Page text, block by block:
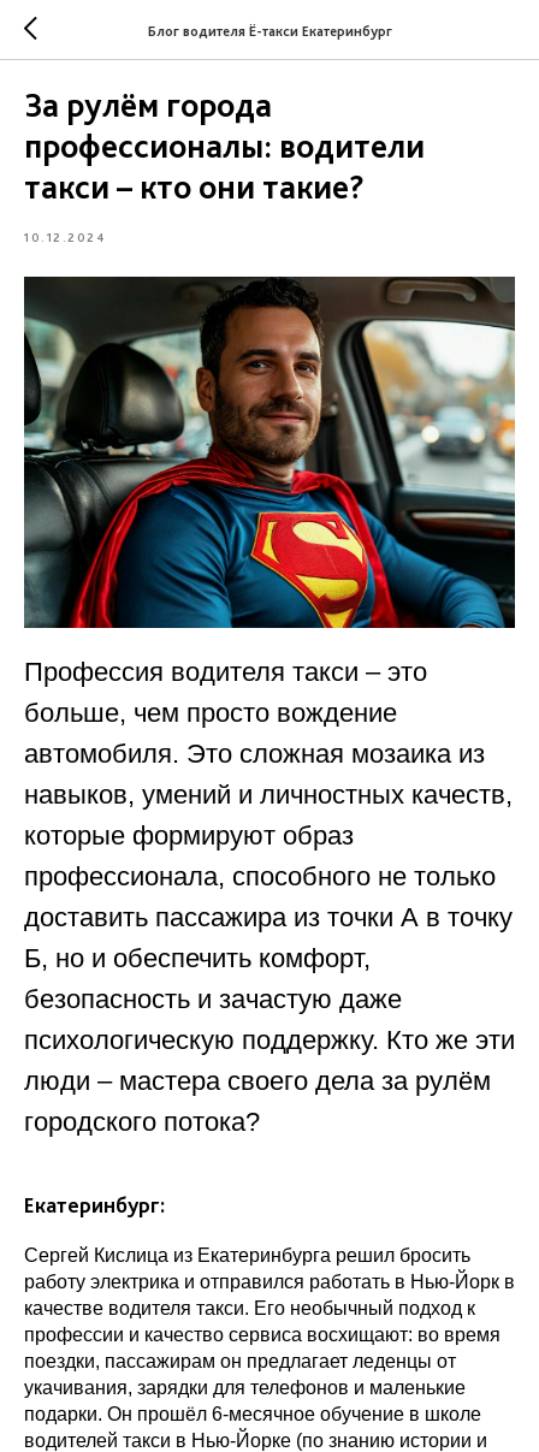
Блог водителя Ё-такси Екатеринбург
За рулём города
профессионалы: водители
такси – кто они такие?
10.12.2024
Профессия водителя такси – это
больше, чем просто вождение
автомобиля. Это сложная мозаика из
навыков, умений и личностных качеств,
которые формируют образ
профессионала, способного не только
доставить пассажира из точки А в точку
Б, но и обеспечить комфорт,
безопасность и зачастую даже
психологическую поддержку. Кто же эти
люди – мастера своего дела за рулём
городского потока?
Екатеринбург:
Сергей Кислица из Екатеринбурга решил бросить
работу электрика и отправился работать в Нью-Йорк в
качестве водителя такси. Его необычный подход к
профессии и качество сервиса восхищают: во время
поездки, пассажирам он предлагает леденцы от
укачивания, зарядки для телефонов и маленькие
подарки. Он прошёл 6-месячное обучение в школе
водителей такси в Нью-Йорке (по знанию истории и